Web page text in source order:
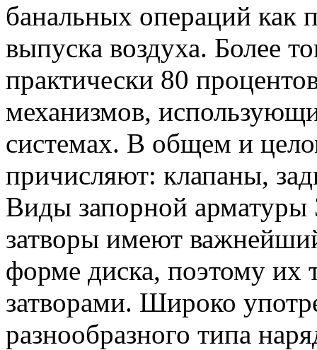
банальных операций как
выпуска воздуха. Более
практически 80
механизмов,
системах. В общем и
причисляют: клапаны,
Виды запорной арматуры
затворы имеют
форме диска, поэтому их
затворами. Широко
разнообразного типа